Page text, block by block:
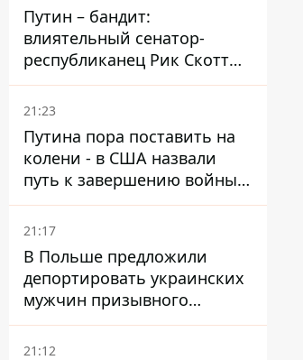
Путин – бандит:
влиятельный сенатор-
республиканец Рик Скотт
призвал Конгресс привлечь
РФ к ответственности за
21:23
Путина пора поставить на
колени - в США назвали
путь к завершению войны -
National Security Journal
21:17
В Польше предложили
депортировать украинских
мужчин призывного
возраста - кого это может
затронуть
21:12